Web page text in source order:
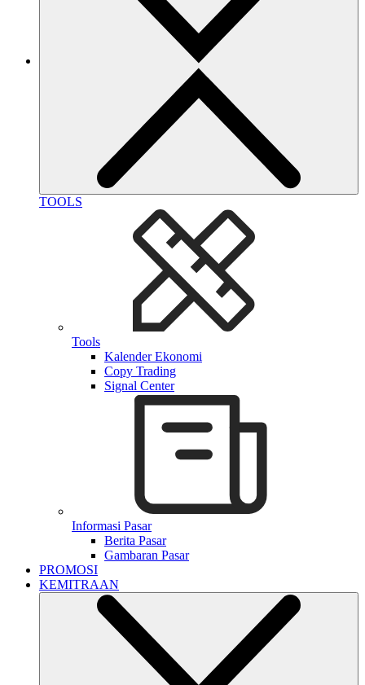
TOOLS
Tools
Kalender Ekonomi
Copy Trading
Signal Center
Informasi Pasar
Berita Pasar
Gambaran Pasar
PROMOSI
KEMITRAAN